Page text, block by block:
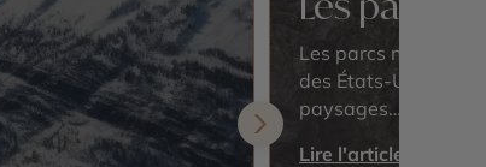
Les parcs
des États-Unis
paysages…
Lire l'article